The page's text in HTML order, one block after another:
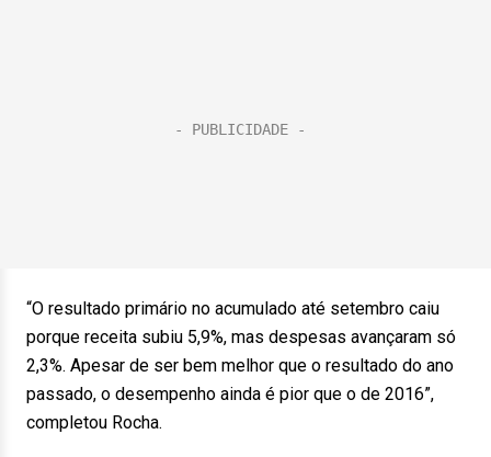
“O resultado primário no acumulado até setembro caiu
porque receita subiu 5,9%, mas despesas avançaram só
2,3%. Apesar de ser bem melhor que o resultado do ano
passado, o desempenho ainda é pior que o de 2016”,
completou Rocha.